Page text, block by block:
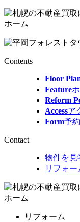
Contents
Floor
Feature
Reform
Accessア
Form予
Contact
物件を見
リフォ
リフォーム